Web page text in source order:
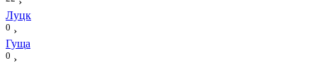
Луцк
0 ›
Гуща
0 ›